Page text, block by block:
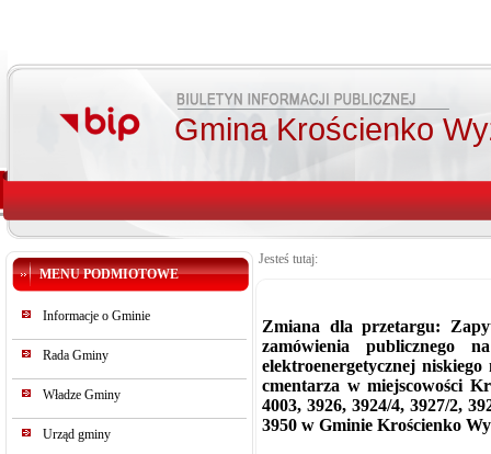
Gmina Krościenko
MENU PODMIOTOWE
Informacje o Gminie
Rada Gminy
Władze Gminy
Urząd gminy
Jesteś tutaj:
Zmiana dla przetargu:
zamówienia publicznego
elektroenergetycznej
cmentarza w miejscowości
4003, 3926, 3924/4, 3927/2,
3950 w Gminie Krościenko